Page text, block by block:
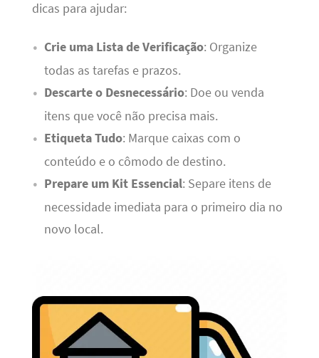
dicas para ajudar:
Crie uma Lista de Verificação: Organize
todas as tarefas e prazos.
Descarte o Desnecessário: Doe ou venda
itens que você não precisa mais.
Etiqueta Tudo: Marque caixas com o
conteúdo e o cômodo de destino.
Prepare um Kit Essencial: Separe itens de
necessidade imediata para o primeiro dia no
novo local.